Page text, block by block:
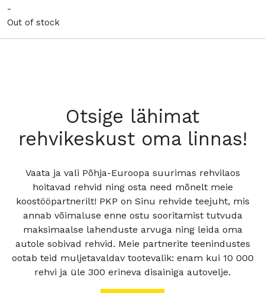
-
Out of stock
Otsige lähimat
rehvikeskust oma linnas!
Vaata ja vali Põhja-Euroopa suurimas rehvilaos
hoitavad rehvid ning osta need mõnelt meie
koostööpartnerilt! PKP on Sinu rehvide teejuht, mis
annab võimaluse enne ostu sooritamist tutvuda
maksimaalse lahenduste arvuga ning leida oma
autole sobivad rehvid. Meie partnerite teenindustes
ootab teid muljetavaldav tootevalik: enam kui 10 000
rehvi ja üle 300 erineva disainiga autovelje.